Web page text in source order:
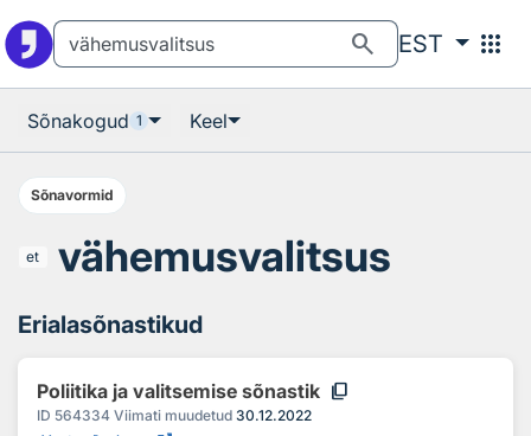
search EST apps
Sõnakogud 1 Keel
Sõnavormid
et vähemusvalitsus
Erialasõnastikud
Poliitika ja valitsemise sõnastik content_copy
ID 564334 Viimati muudetud 30.12.2022